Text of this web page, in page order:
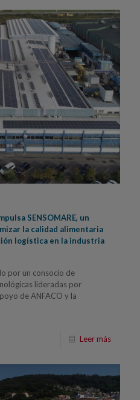
SENSOMARE, un
la calidad alimentaria
logística en la industria
por un consocio de
lideradas por
de ANFACO y la
Leer más